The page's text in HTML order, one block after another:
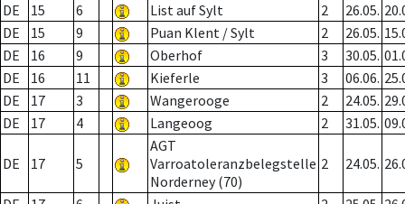
DE
15 6 List auf Sylt 2 26.05.
DE
15 9 Puan Klent / Sylt 2 26.05.
DE
16 9 Oberhof 3 30.05.
DE
16 11 Kieferle 3 06.06.
DE
17 3 Wangerooge 2 24.05.
DE
17 4 Langeoog 2 31.05.
DE 17 5
AGT
Varroatoleranzbelegstelle
Norderney (70)
2 24.05.